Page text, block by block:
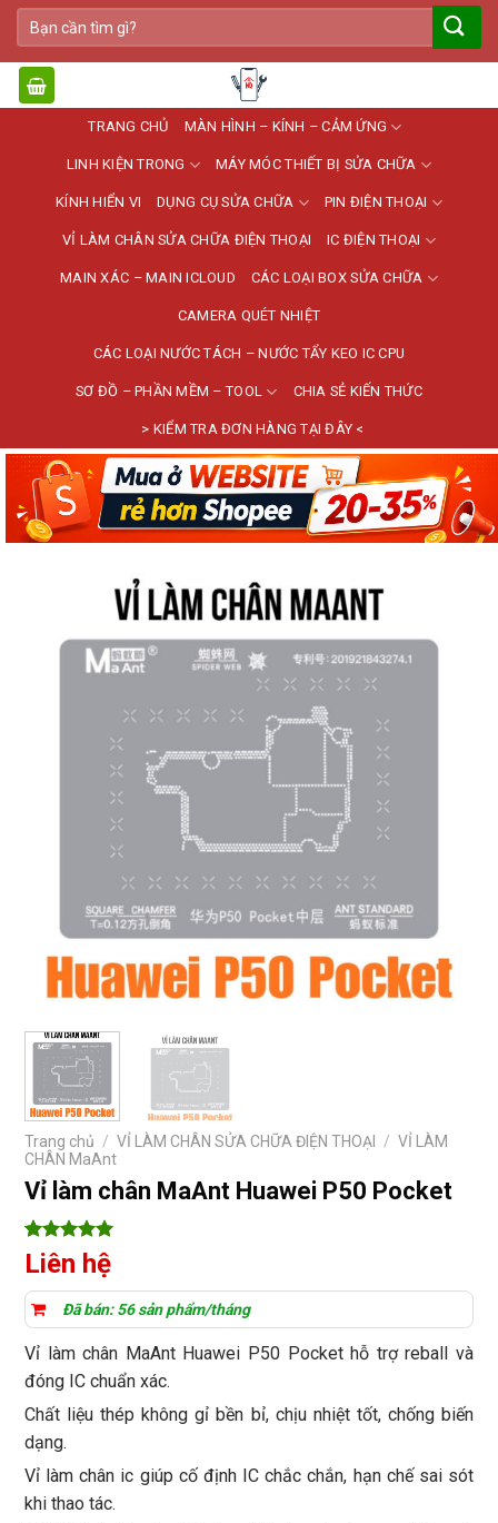
Bỏ
qua
nội
dung
Tìm
kiếm:
TRANG CHỦ MÀN HÌNH – KÍNH – CẢM ỨNG
LINH KIỆN TRONG MÁY MÓC THIẾT BỊ SỬA CHỮA
KÍNH HIỂN VI DỤNG CỤ SỬA CHỮA PIN ĐIỆN THOẠI
VỈ LÀM CHÂN SỬA CHỮA ĐIỆN THOẠI IC ĐIỆN THOẠI
MAIN XÁC – MAIN ICLOUD CÁC LOẠI BOX SỬA CHỮA
CAMERA QUÉT NHIỆT
CÁC LOẠI NƯỚC TÁCH – NƯỚC TẨY KEO IC CPU
SƠ ĐỒ – PHẦN MỀM – TOOL CHIA SẺ KIẾN THỨC
> KIỂM TRA ĐƠN HÀNG TẠI ĐÂY <
Trang chủ / VỈ LÀM CHÂN SỬA CHỮA ĐIỆN THOẠI / VỈ LÀM
CHÂN MaAnt
Vỉ làm chân MaAnt Huawei P50 Pocket
5 trên 5
dựa trên
12
đánh giá
Liên hệ
Đã bán: 56 sản phẩm/tháng
Vỉ làm chân MaAnt Huawei P50 Pocket hỗ trợ reball và
đóng IC chuẩn xác.
Chất liệu thép không gỉ bền bỉ, chịu nhiệt tốt, chống biến
dạng.
Vỉ làm chân ic giúp cố định IC chắc chắn, hạn chế sai sót
khi thao tác.